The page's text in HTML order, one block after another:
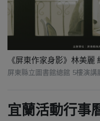
《屏東作家身影》林美
屏東縣立圖書館總館 5樓演講
宜蘭活動行事